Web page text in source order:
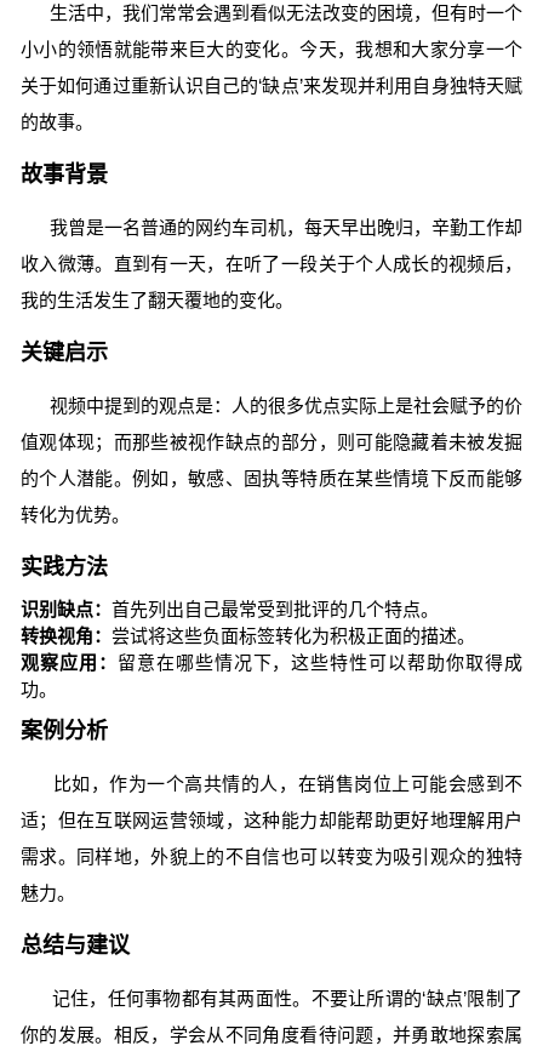
生活中，我们常常会遇到看似无法改变的困境，但有时一个
小小的领悟就能带来巨大的变化。今天，我想和大家分享一个
关于如何通过重新认识自己的‘缺点’来发现并利用自身独特天赋
的故事。
故事背景
我曾是一名普通的网约车司机，每天早出晚归，辛勤工作却
收入微薄。直到有一天，在听了一段关于个人成长的视频后，
我的生活发生了翻天覆地的变化。
关键启示
视频中提到的观点是：人的很多优点实际上是社会赋予的价
值观体现；而那些被视作缺点的部分，则可能隐藏着未被发掘
的个人潜能。例如，敏感、固执等特质在某些情境下反而能够
转化为优势。
实践方法
识别缺点： 首先列出自己最常受到批评的几个特点。
转换视角： 尝试将这些负面标签转化为积极正面的描述。
观察应用： 留意在哪些情况下，这些特性可以帮助你取得成
功。
案例分析
比如，作为一个高共情的人，在销售岗位上可能会感到不
适；但在互联网运营领域，这种能力却能帮助更好地理解用户
需求。同样地，外貌上的不自信也可以转变为吸引观众的独特
魅力。
总结与建议
记住，任何事物都有其两面性。不要让所谓的‘缺点’限制了
你的发展。相反，学会从不同角度看待问题，并勇敢地探索属